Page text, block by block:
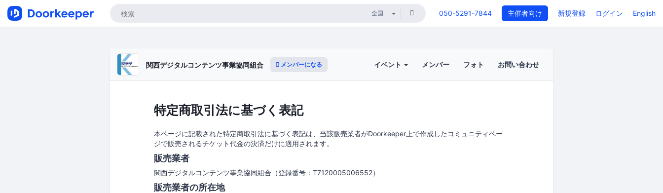
050-5291-7844 主催者向け 新規登録 ログイン English
関西デジタルコンテンツ事業協同組合 メンバーになる イベント メンバー フォト お問い合わせ
特定商取引法に基づく表記
本ページに記載された特定商取引法に基づく表記は、当該販売業者がDoorkeeper上で作成したコミュニティペー
ジで販売されるチケット代金の決済だけに適用されます。
販売業者
関西デジタルコンテンツ事業協同組合（登録番号：T7120005006552）
販売業者の所在地